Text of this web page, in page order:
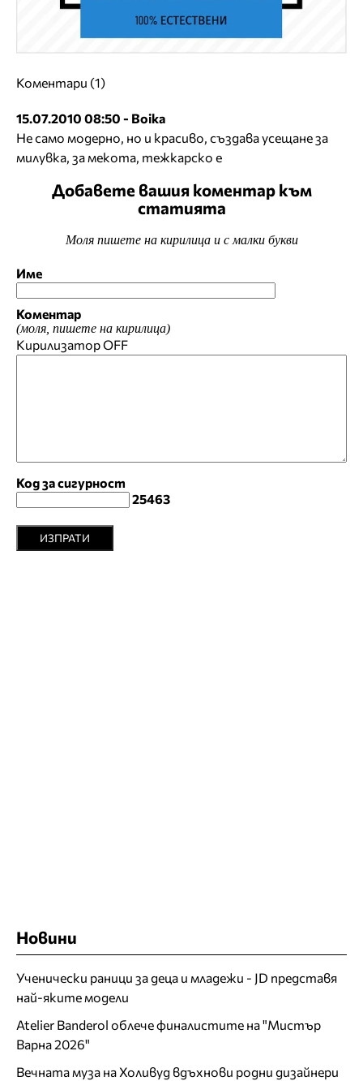
Коментари (1)
15.07.2010 08:50 - Boika
Не само модерно, но и красиво, създава усещане за
милувка, за мекота, тежкарско е
Добавете вашия коментар към
статията
Моля пишете на кирилица и с малки букви
Име
Коментар
(моля, пишете на кирилица)
КирилизаторOFF
Код за сигурност
25463
ИЗПРАТИ
Новини
Ученически раници за деца и младежи - JD представя
най-яките модели
Atelier Banderol облече финалистите на "Мистър
Варна 2026"
Вечната муза на Холивуд вдъхнови родни дизайнери